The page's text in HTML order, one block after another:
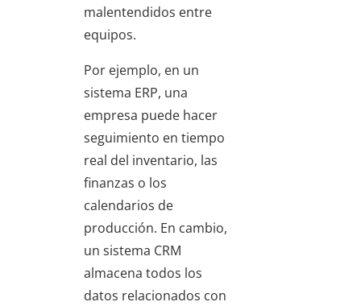
malentendidos entre
equipos.
Por ejemplo, en un
sistema ERP, una
empresa puede hacer
seguimiento en tiempo
real del inventario, las
finanzas o los
calendarios de
producción. En cambio,
un sistema CRM
almacena todos los
datos relacionados con